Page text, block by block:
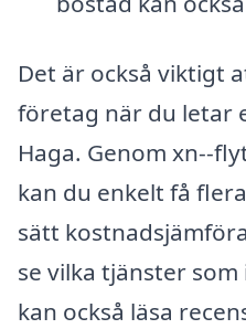
Det är också viktigt
företag när du letar
Haga. Genom xn--
kan du enkelt få
sätt
se vilka tjänster
kan också läsa